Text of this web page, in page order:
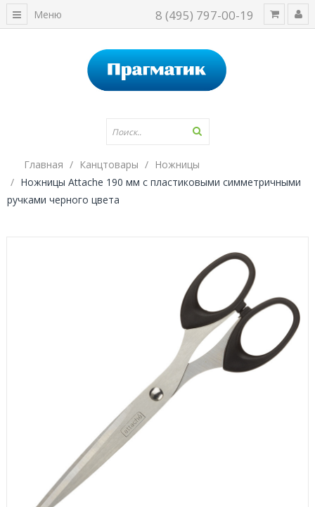
8 (495) 797-00-19
Меню
Главная Канцтовары
Ножницы
Ножницы Attache 190 мм с пластиковыми симметричными
ручками черного цвета